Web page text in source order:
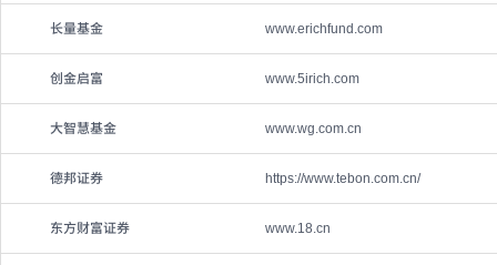
长量基金 www.erichfund.com
创金启富 www.5irich.com
大智慧基金 www.wg.com.cn
德邦证券 https://www.tebon.com.cn/
东方财富证券 www.18.cn